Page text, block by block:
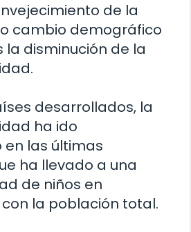
de la
cambio demográfico
disminución de la
desarrollados, la
ha ido
en las últimas
ha llevado a una
de niños en
la población total.